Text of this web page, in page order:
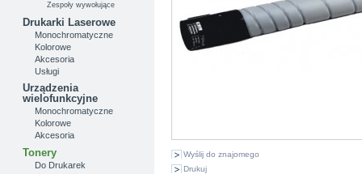
Zespoły wywołujące
Drukarki Laserowe
Monochromatyczne
Kolorowe
Akcesoria
Usługi
Urządzenia
wielofunkcyjne
Monochromatyczne
Kolorowe
Akcesoria
Tonery
Do Drukarek
Wyślij do znajomego
Drukuj